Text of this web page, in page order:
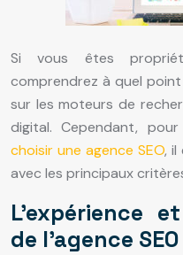
Si vous êtes
comprendrez à quel
sur les moteurs de
digital. Cependant,
choisir une agence SEO, il
avec les principaux
L’expérience
de l’agence SEO